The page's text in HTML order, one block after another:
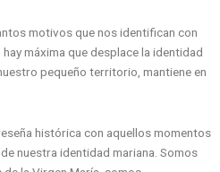
motivos que nos identifican con
máxima que desplace la identidad
pequeño territorio, mantiene en
histórica con aquellos momentos
nuestra identidad mariana. Somos